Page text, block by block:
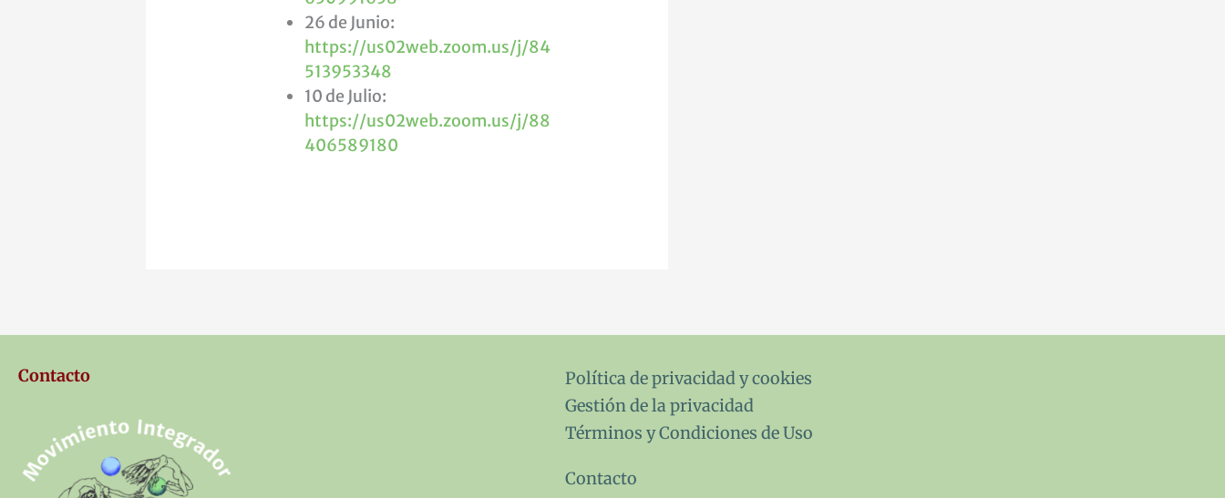
26 de Junio:
https://us02web.zoom.us/j/84
513953348
10 de Julio:
https://us02web.zoom.us/j/88
406589180
Contacto
Política de privacidad y cookies
Gestión de la privacidad
Términos y Condiciones de Uso
Contacto